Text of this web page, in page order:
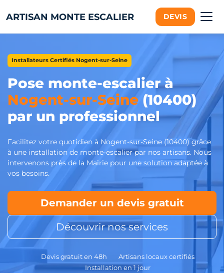
ARTISAN MONTE ESCALIER DEVIS
Installateurs Certifiés Nogent-sur-Seine
Pose monte-escalier à
Nogent-sur-Seine (10400)
par un professionnel
Facilitez votre quotidien à Nogent-sur-Seine (10400) grâce
à une installation de monte-escalier par nos artisans. Nous
intervenons près de la Mairie pour une solution adaptée à
vos besoins.
Demander un devis gratuit
Découvrir nos services
Devis gratuit en 48h
Artisans locaux certifiés
Installation en 1 jour